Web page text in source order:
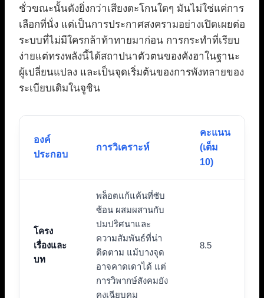
ชั่วขณะนั้นดังยิ่งกว่าเสียงตะโกนใดๆ มันไม่ใช่แค่การ
เลือกที่นั่ง แต่เป็นการประกาศสงครามอย่างเปิดเผยต่อ
ระบบที่ไม่มีใครกล้าท้าทายมาก่อน การกระทำที่เรียบ
ง่ายแต่ทรงพลังนี้ได้สถาปนาตัวตนของคังฮาในฐานะ
ผู้เปลี่ยนแปลง และเป็นจุดเริ่มต้นของการพังทลายของ
ระเบียบเดิมในจูชิน
องค์
ประกอบ
การวิเคราะห์
คะแนน
(เต็ม
10)
โครง
เรื่องและ
บท
พล็อตแก้แค้นที่ซับ
ซ้อน ผสมผสานกับ
ปมปริศนาและ
ความสัมพันธ์ที่น่า
ติดตาม แม้บางจุด
อาจคาดเดาได้ แต่
การวิพากษ์สังคมยัง
คงเฉียบคม
8.5